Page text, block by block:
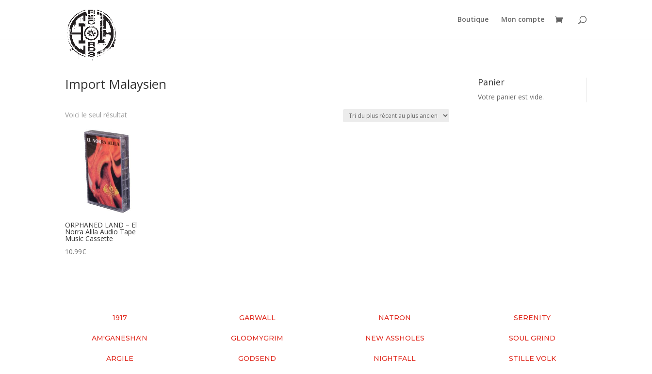
Boutique Mon compte
Import Malaysien
Voici le seul résultat
ORPHANED LAND – El
Norra Alila Audio Tape
Music Cassette
10.99€
Panier
Votre panier est vide.
1917
AM'GANESHA'N
ARGILE
GARWALL
GLOOMYGRIM
GODSEND
NATRON
NEW ASSHOLES
NIGHTFALL
SERENITY
SOUL GRIND
STILLE VOLK